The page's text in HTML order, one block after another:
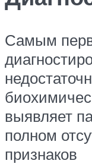
Самым
выявляет
полном
признаков